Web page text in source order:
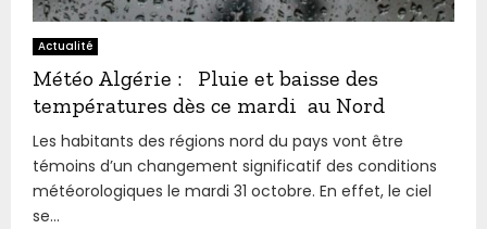
Actualité
Météo Algérie : Pluie et baisse des
températures dès ce mardi au Nord
Les habitants des régions nord du pays vont être
témoins d’un changement significatif des conditions
météorologiques le mardi 31 octobre. En effet, le ciel
se...